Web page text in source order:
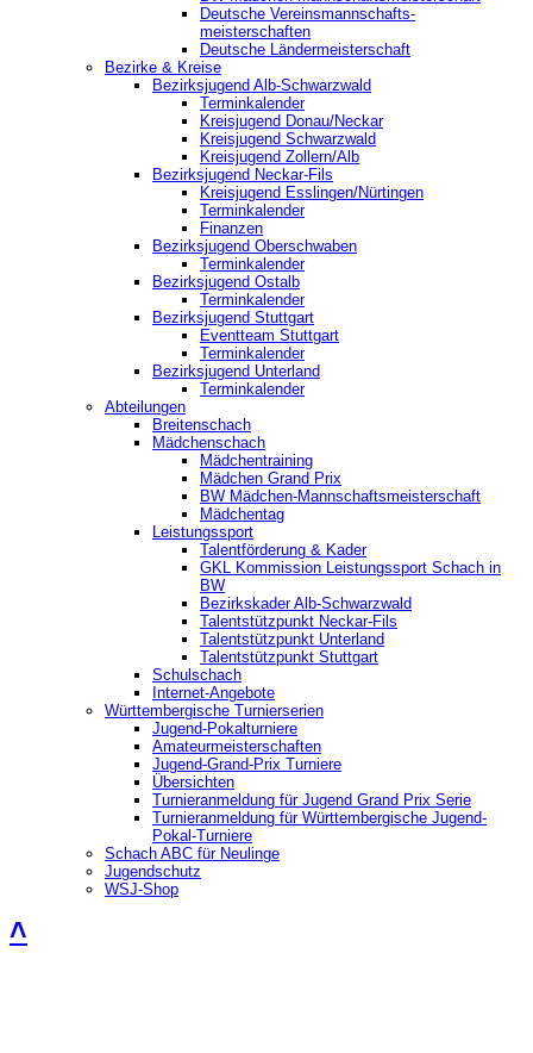
Deutsche Vereinsmannschafts-
meisterschaften
Deutsche Ländermeisterschaft
Bezirke & Kreise
Bezirksjugend Alb-Schwarzwald
Terminkalender
Kreisjugend Donau/Neckar
Kreisjugend Schwarzwald
Kreisjugend Zollern/Alb
Bezirksjugend Neckar-Fils
Kreisjugend ‎Esslingen/Nürtingen
Terminkalender
Finanzen
Bezirksjugend Oberschwaben
Terminkalender
Bezirksjugend Ostalb
Terminkalender
Bezirksjugend Stuttgart
‎Eventteam Stuttgart
Terminkalender
Bezirksjugend Unterland
Terminkalender
Abteilungen
Breitenschach
Mädchenschach
Mädchentraining
Mädchen Grand Prix
BW Mädchen-Mannschaftsmeisterschaft
Mädchentag
Leistungssport
Talentförderung & Kader
GKL Kommission Leistungssport Schach in
BW
Bezirkskader Alb-Schwarzwald
Talentstützpunkt Neckar-Fils
Talentstützpunkt Unterland
Talentstützpunkt Stuttgart
Schulschach
Internet-Angebote
Württembergische Turnierserien
Jugend-Pokalturniere
Amateurmeisterschaften
Jugend-Grand-Prix Turniere
Übersichten
Turnieranmeldung für Jugend Grand Prix Serie
Turnieranmeldung für Württembergische Jugend-
Pokal-Turniere
Schach ABC für Neulinge
Jugendschutz
WSJ-Shop
˄